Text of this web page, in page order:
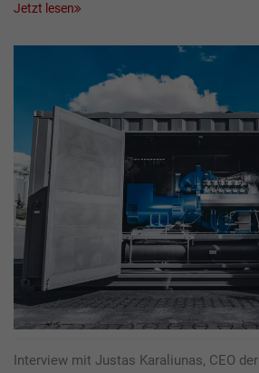
Jetzt lesen
Interview mit Justas Karaliunas, CEO